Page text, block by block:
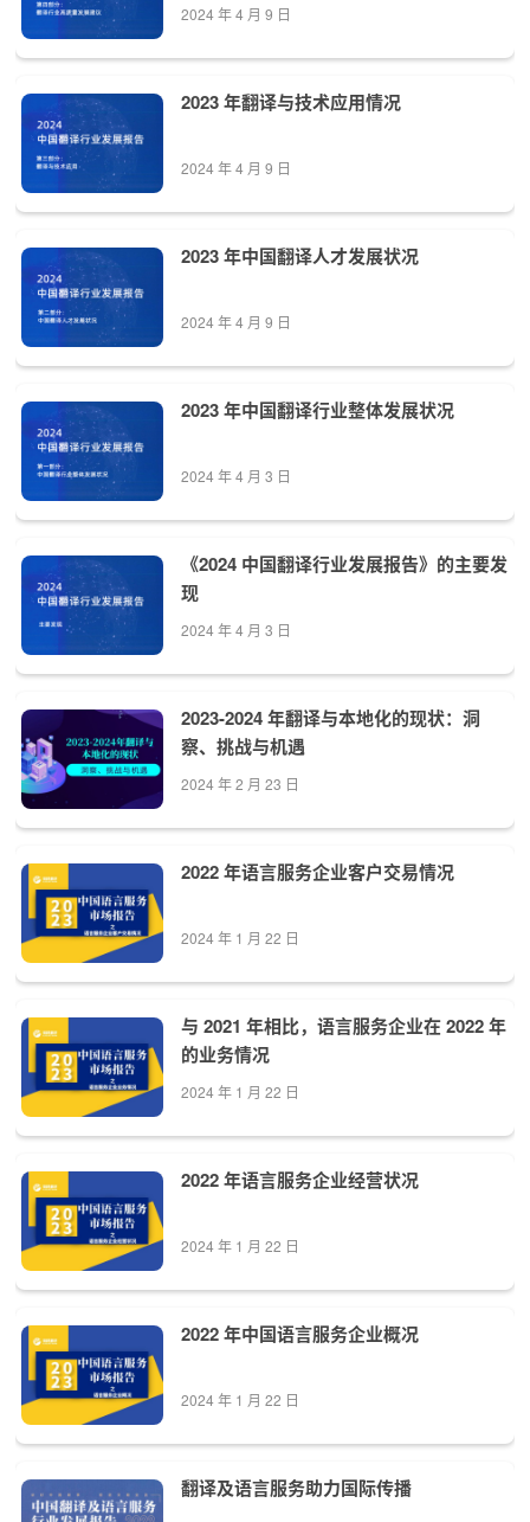
2024 年 4 月 9 日
2023 年翻译与技术应用情况
2024 年 4 月 9 日
2023 年中国翻译人才发展状况
2024 年 4 月 9 日
2023 年中国翻译行业整体发展状况
2024 年 4 月 3 日
《2024 中国翻译行业发展报告》的主要发
现
2024 年 4 月 3 日
2023-2024 年翻译与本地化的现状：洞
察、挑战与机遇
2024 年 2 月 23 日
2022 年语言服务企业客户交易情况
2024 年 1 月 22 日
与 2021 年相比，语言服务企业在 2022 年
的业务情况
2024 年 1 月 22 日
2022 年语言服务企业经营状况
2024 年 1 月 22 日
2022 年中国语言服务企业概况
2024 年 1 月 22 日
翻译及语言服务助力国际传播